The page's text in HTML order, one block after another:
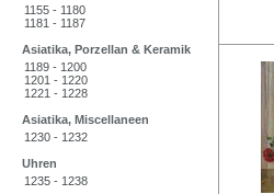
1155 - 1180
1181 - 1187
Asiatika, Porzellan & Keramik
1189 - 1200
1201 - 1220
1221 - 1228
Asiatika, Miscellaneen
1230 - 1232
Uhren
1235 - 1238